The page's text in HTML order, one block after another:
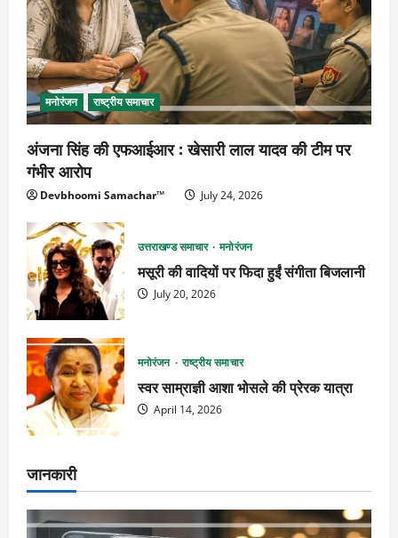
मनोरंजन राष्ट्रीय समाचार
अंजना सिंह की एफआईआर : खेसारी लाल यादव की टीम पर
गंभीर आरोप
Devbhoomi Samachar™ July 24, 2026
उत्तराखण्ड समाचार मनोरंजन
मसूरी की वादियों पर फिदा हुईं संगीता बिजलानी
July 20, 2026
मनोरंजन राष्ट्रीय समाचार
स्वर साम्राज्ञी आशा भोसले की प्रेरक यात्रा
April 14, 2026
जानकारी